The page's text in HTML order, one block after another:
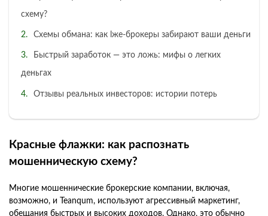
схему?
Схемы обмана: как lже-брокеры забирают ваши деньги
Быстрый заработок — это ложь: мифы о легких
деньгах
Отзывы реальных инвесторов: истории потерь
Красные флажки: как распознать
мошенническую схему?
Многие мошеннические брокерские компании, включая,
возможно, и Teanqum, используют агрессивный маркетинг,
обещания быстрых и высоких доходов. Однако, это обычно